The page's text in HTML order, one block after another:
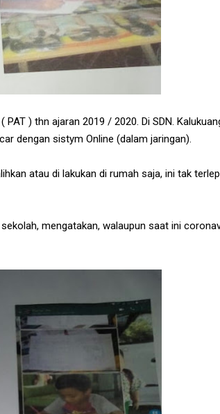
) thn ajaran 2019 / 2020. Di SDN.
dengan sistym Online (dalam jaringan).
atau di lakukan di rumah saja, ini tak
mengatakan, walaupun saat ini